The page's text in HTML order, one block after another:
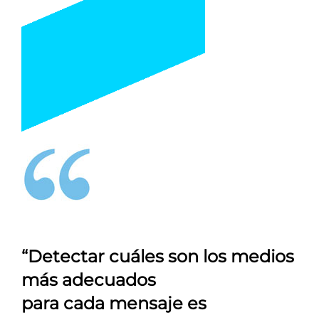
“Detectar cuáles son los medios
más adecuados
para cada mensaje es